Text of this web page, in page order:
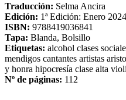
Traducción: Selma Ancira
Edición: 1ª Edición: Enero 2024
ISBN: 9788419036841
Tapa: Blanda, Bolsillo
Etiquetas: alcohol clases
mendigos cantantes artistas
y honra hipocresía clase alta
Nº de páginas: 112